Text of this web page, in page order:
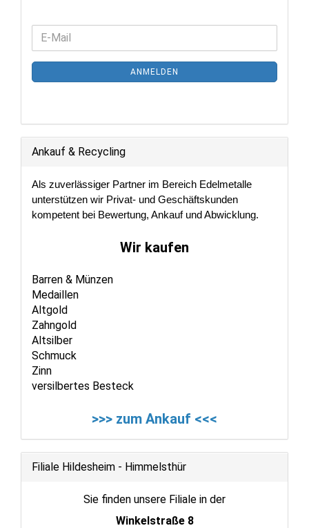
WEITER
NEWSLETTER-
ANMELDUNG
E-
Mail
ANMELDEN
Ankauf & Recycling
Als zuverlässiger Partner im Bereich Edelmetalle
unterstützen wir Privat- und Geschäftskunden
kompetent bei Bewertung, Ankauf und Abwicklung.
Wir kaufen
Barren & Münzen
Medaillen
Altgold
Zahngold
Altsilber
Schmuck
Zinn
versilbertes Besteck
>>> zum Ankauf <<<
Filiale Hildesheim - Himmelsthür
Sie finden unsere Filiale in der
Winkelstraße 8